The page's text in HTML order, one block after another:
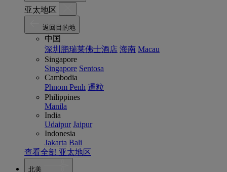
亚太地区
返回目的地
中国
深圳鹏瑞莱佛士酒店 海南 Macau
Singapore
Singapore Sentosa
Cambodia
Phnom Penh 暹粒
Philippines
Manila
India
Udaipur Jaipur
Indonesia
Jakarta Bali
查看全部 亚太地区
北美